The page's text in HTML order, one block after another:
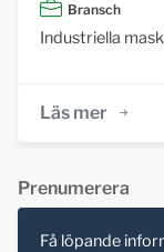
Bransch
Industriella
Läs mer
Prenumerera
Få löpande